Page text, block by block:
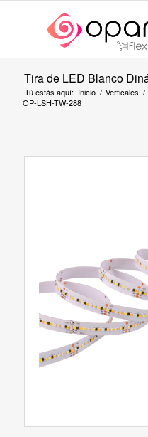
Tira de LED Blanco
Tú estás aquí: Inicio / Verticales /
OP-LSH-TW-288